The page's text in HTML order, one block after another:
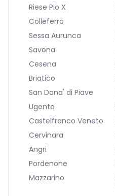
Riese Pio X
Colleferro
Sessa Aurunca
Savona
Cesena
Briatico
San Dona' di Piave
Ugento
Castelfranco Veneto
Cervinara
Angri
Pordenone
Mazzarino